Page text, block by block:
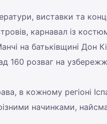
виставки та
карнавал із
на батьківщині Дон
160 розваг на
в кожному регіоні
начинками,